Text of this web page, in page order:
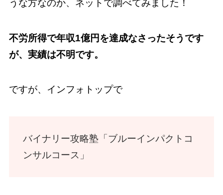
うな方なのか、ネットで調べてみました！
不労所得で年収1億円を達成なさったそうです
が、実績は不明です。
ですが、インフォトップで
バイナリー攻略塾「ブルーインパクトコ
ンサルコース」